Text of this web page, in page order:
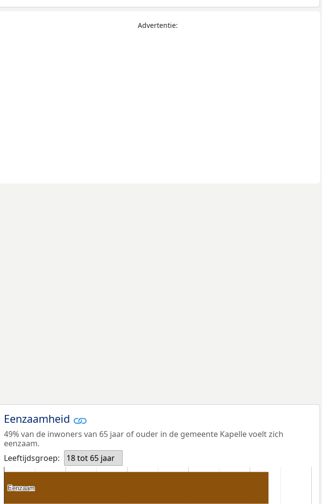
Advertentie:
Eenzaamheid
49% van de inwoners van 65 jaar of ouder in de gemeente Kapelle voelt zich
eenzaam.
Leeftijdsgroep:
18 tot 65 jaar
Eenzaam
Eenzaam